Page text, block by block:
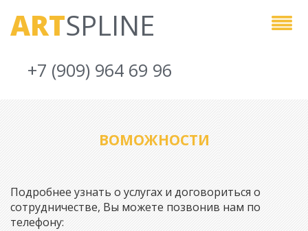
ARTSPLINE
+7 (909) 964 69 96
ВОМОЖНОСТИ
Подробнее узнать о услугах и договориться о
сотрудничестве, Вы можете позвонив нам по
телефону: